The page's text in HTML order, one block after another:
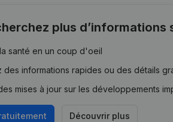
plus d’informations
santé en un coup d'oeil
des informations rapides ou des détails
mises à jour sur les développements
Découvrir plus